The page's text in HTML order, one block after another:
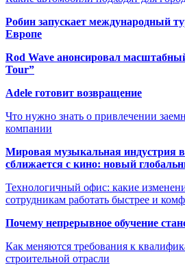
Робин запускает международный
Европе
Rod Wave анонсировал
Tour”
Adele готовит возвращение
Что нужно знать о привлечении
компании
Мировая музыкальная индустрия
сближается с кино: новый
Технологичный офис: какие
сотрудникам работать быстрее и
Почему непрерывное обучение
Как меняются требования к
строительной отрасли